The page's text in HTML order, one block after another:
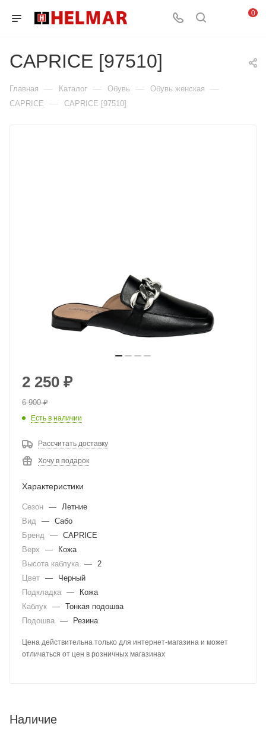
0
CAPRICE [97510]
Главная — Каталог — Обувь — Обувь женская —
CAPRICE — CAPRICE [97510]
2 250 ₽
6 900₽
Есть в наличии
Рассчитать доставку
Хочу в подарок
Характеристики
Сезон —
Летние
Вид
— Сабо
Бренд
— CAPRICE
Верх
—
Кожа
Высота каблука —
2
Цвет —
Черный
Подкладка —
Кожа
Каблук — Тонкая подошва
Подошва — Резина
Цена действительна только для интернет-магазина и может
отличаться от цен в розничных магазинах
Наличие